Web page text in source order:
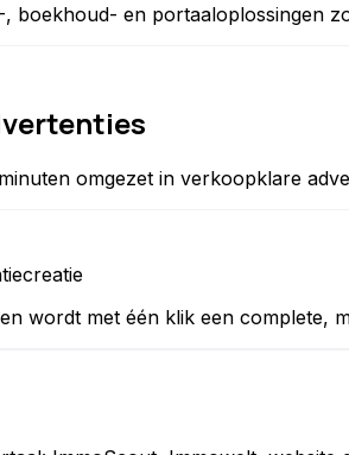
, boekhoud- en portaaloplossingen
omgezet in verkoopklare
wordt met één klik een complete,